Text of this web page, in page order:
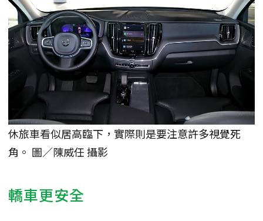
休旅車看似居高臨下，實際則是要注意許多視覺死
角。 圖／陳威任 攝影
轎車更安全